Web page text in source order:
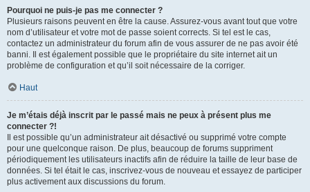
Pourquoi ne puis-je pas me connecter ?
Plusieurs raisons peuvent en être la cause. Assurez-vous avant tout que votre
nom d’utilisateur et votre mot de passe soient corrects. Si tel est le cas,
contactez un administrateur du forum afin de vous assurer de ne pas avoir été
banni. Il est également possible que le propriétaire du site internet ait un
problème de configuration et qu’il soit nécessaire de la corriger.
Haut
Je m’étais déjà inscrit par le passé mais ne peux à présent plus me
connecter ?!
Il est possible qu’un administrateur ait désactivé ou supprimé votre compte
pour une quelconque raison. De plus, beaucoup de forums suppriment
périodiquement les utilisateurs inactifs afin de réduire la taille de leur base de
données. Si tel était le cas, inscrivez-vous de nouveau et essayez de participer
plus activement aux discussions du forum.